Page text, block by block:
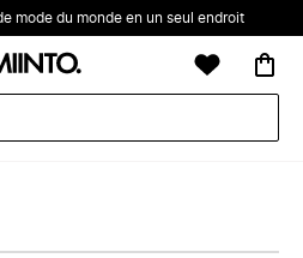
mode du monde en un seul endroit